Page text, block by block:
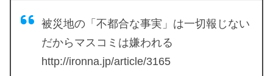
被災地の「不都合な事実」は一切報じない
だからマスコミは嫌われる
http://ironna.jp/article/3165